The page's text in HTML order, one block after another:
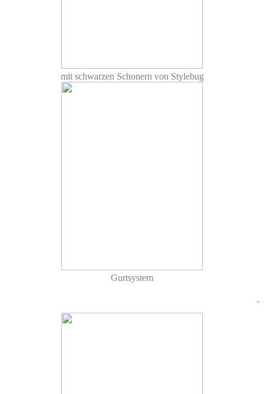
mit schwarzen Schonern von Stylebug
Gurtsystem